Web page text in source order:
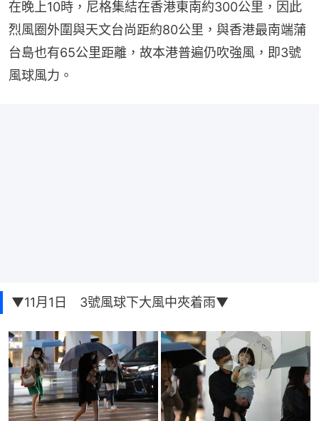
在晚上10時，尼格集結在香港東南約300公里，因此
烈風圈外圍與天文台尚距約80公里，與香港最南端蒲
台島也有65公里距離，故本港普遍仍吹強風，即3號
風球風力。
▼11月1日 3號風球下大風中夾着雨▼